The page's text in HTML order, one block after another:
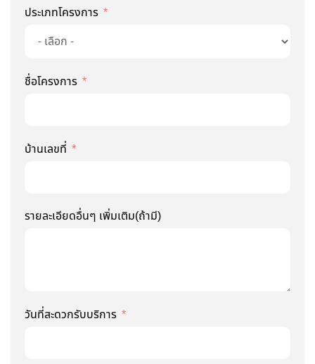
ประเภทโครงการ
ชื่อโครงการ
บ้านเลขที่
รายละเอียดอื่นๆ เพิ่มเติม(ถ้ามี)
วันที่สะดวกรับบริการ